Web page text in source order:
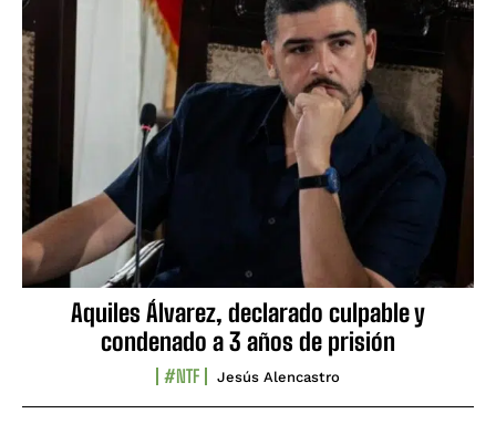
Aquiles Álvarez, declarado culpable y
condenado a 3 años de prisión
#NTF Jesús Alencastro